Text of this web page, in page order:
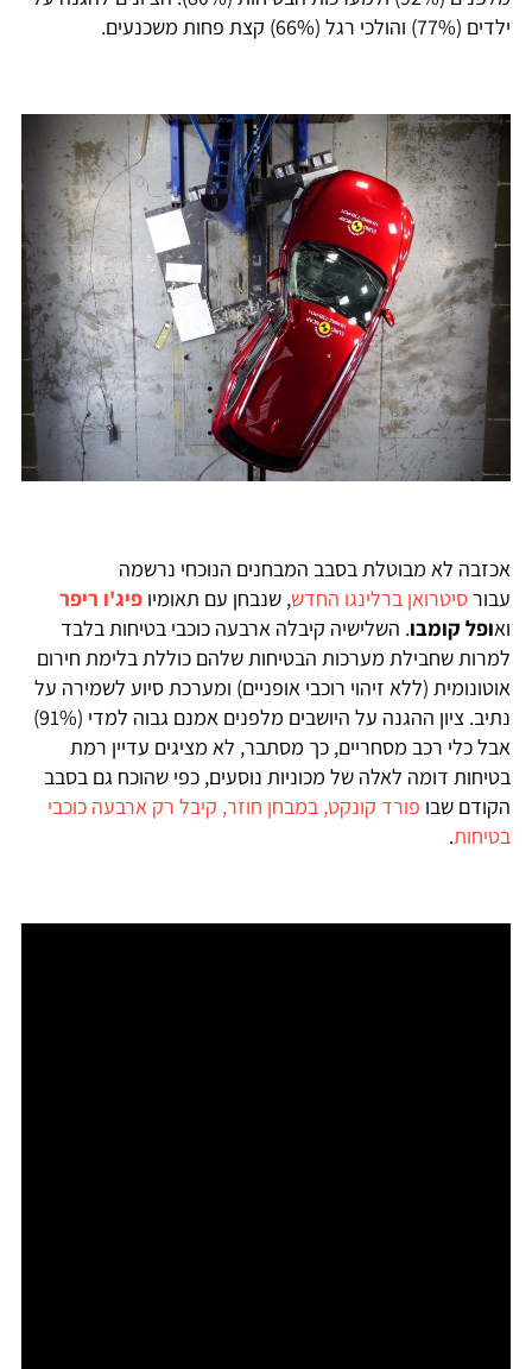
ילדים (77%) והולכי רגל (66%) קצת פחות משכנעים.
אכזבה לא מבוטלת בסבב המבחנים הנוכחי נרשמה
עבורסיטרואן ברלינגו החדש, שנבחן עם תאומיו פיג'ו ריפר
ואופל קומבו. השלישיה קיבלה ארבעה כוכבי בטיחות בלבד
למרות שחבילת מערכות הבטיחות שלהם כוללת בלימת חירום
אוטונומית (ללא זיהוי רוכבי אופניים) ומערכת סיוע לשמירה על
נתיב. ציון ההגנה על היושבים מלפנים אמנם גבוה למדי (91%)
אבל כלי רכב מסחריים, כך מסתבר, לא מציגים עדיין רמת
בטיחות דומה לאלה של מכוניות נוסעים, כפי שהוכח גם בסבב
הקודם שבו פורד קונקט, במבחן חוזר, קיבל רק ארבעה כוכבי
בטיחות.